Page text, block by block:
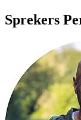
Sprekers